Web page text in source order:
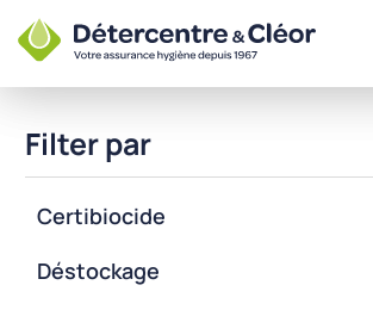
Filter par
Certibiocide
Déstockage